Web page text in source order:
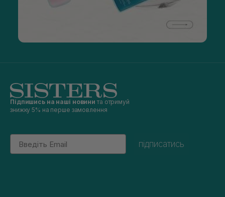
Підпишись на наші новини та отримуй
знижку 5% на перше замовлення
Email
підписатись